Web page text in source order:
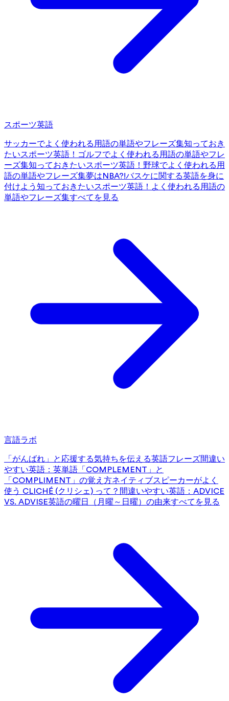
スポーツ英語
サッカーでよく使われる用語の単語やフレーズ集知っておき
たいスポーツ英語！ゴルフでよく使われる用語の単語やフレ
ーズ集知っておきたいスポーツ英語！野球でよく使われる用
語の単語やフレーズ集夢はNBA?!バスケに関する英語を身に
付けよう 知っておきたいスポーツ英語！よく使われる用語の
単語やフレーズ集すべてを見る
言語ラボ
「がんばれ」と応援する気持ちを伝える英語フレーズ間違い
やすい英語：英単語「COMPLEMENT」と
「COMPLIMENT」の覚え方ネイティブスピーカーがよく
使う CLICHÉ (クリシェ) って？ 間違いやすい英語：ADVICE
VS. ADVISE英語の曜日（月曜～日曜）の由来すべてを見る